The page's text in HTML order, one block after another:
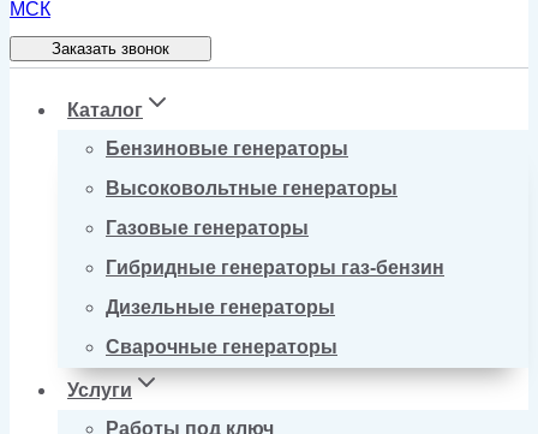
Заказать звонок
Каталог
Бензиновые генераторы
Высоковольтные генераторы
Газовые генераторы
Гибридные генераторы газ-бензин
Дизельные генераторы
Сварочные генераторы
Услуги
Работы под ключ